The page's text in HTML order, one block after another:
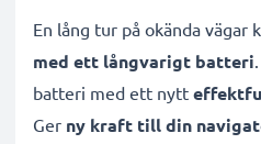
En lång tur på okända vägar
med ett långvarigt batteri
batteri med ett nytt
Ger ny kraft till din